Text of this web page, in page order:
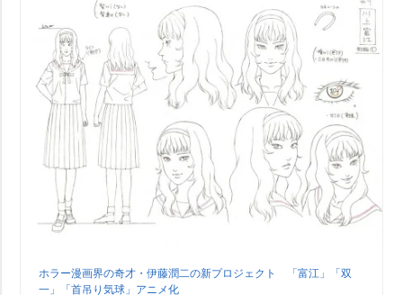
ホラー漫画界の奇才・伊藤潤二の新プロジェクト 「富江」「双
一」「首吊り気球」アニメ化